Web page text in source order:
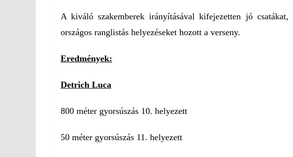
A kiváló szakemberek irányításával kifejezetten jó
országos ranglistás helyezéseket hozott a verseny.
Eredmények:
Detrich Luca
800 méter gyorsúszás 10. helyezett
50 méter gyorsúszás 11. helyezett